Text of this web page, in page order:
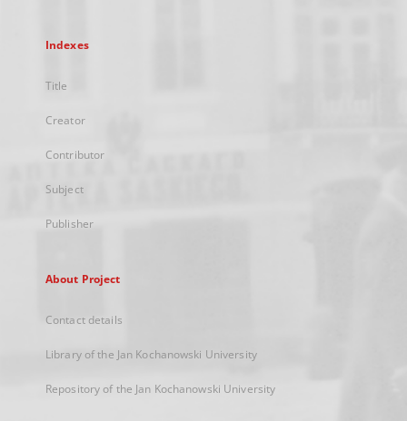
Indexes
Title
Creator
Contributor
Subject
Publisher
About Project
Contact details
Library of the Jan Kochanowski University
Repository of the Jan Kochanowski University